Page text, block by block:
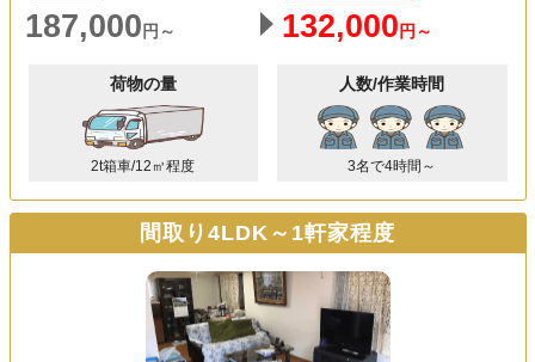
187,000 円～ 132,000 円～
荷物の量
2t箱車/12㎥程度
人数/作業時間
3名で4時間～
間取り4LDK～1軒家程度